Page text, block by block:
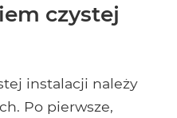
czystej
instalacji należy
Po pierwsze,